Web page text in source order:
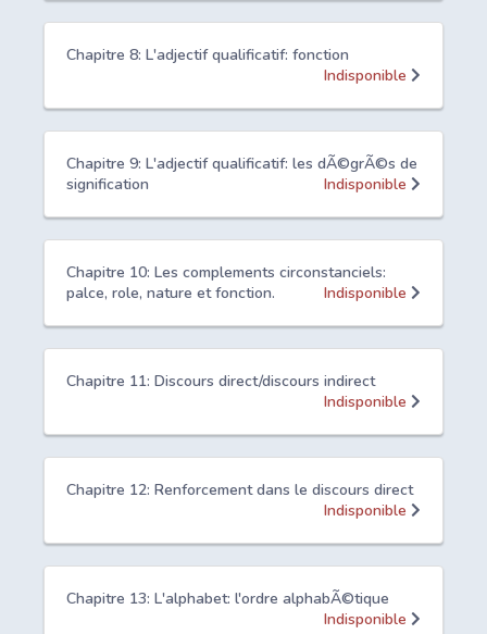
Chapitre 8: L'adjectif qualificatif: fonction
Indisponible
Chapitre 9: L'adjectif qualificatif: les dÃ©grÃ©s de
signification
Indisponible
Chapitre 10: Les complements circonstanciels:
palce, role, nature et fonction.
Indisponible
Chapitre 11: Discours direct/discours indirect
Indisponible
Chapitre 12: Renforcement dans le discours direct
Indisponible
Chapitre 13: L'alphabet: l'ordre alphabÃ©tique
Indisponible